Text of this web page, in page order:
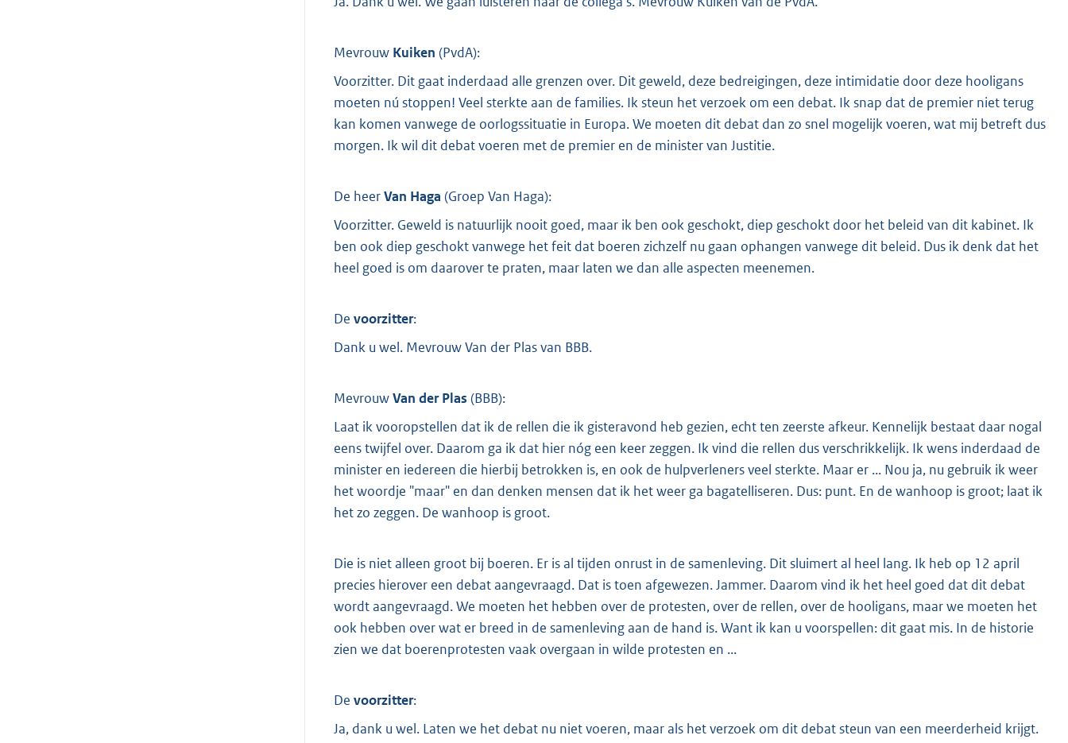
Mevrouw Kuiken (PvdA):
Voorzitter. Dit gaat inderdaad alle grenzen over. Dit geweld, deze bedreigingen, deze intimidatie door deze hooligans
moeten nú stoppen! Veel sterkte aan de families. Ik steun het verzoek om een debat. Ik snap dat de premier niet terug
kan komen vanwege de oorlogssituatie in Europa. We moeten dit debat dan zo snel mogelijk voeren, wat mij betreft dus
morgen. Ik wil dit debat voeren met de premier en de minister van Justitie.
De heerVan Haga (Groep Van Haga):
Voorzitter. Geweld is natuurlijk nooit goed, maar ik ben ook geschokt, diep geschokt door het beleid van dit kabinet. Ik
ben ook diep geschokt vanwege het feit dat boeren zichzelf nu gaan ophangen vanwege dit beleid. Dus ik denk dat het
heel goed is om daarover te praten, maar laten we dan alle aspecten meenemen.
De voorzitter:
Dank u wel. Mevrouw Van der Plas van BBB.
MevrouwVan der Plas (BBB):
Laat ik vooropstellen dat ik de rellen die ik gisteravond heb gezien, echt ten zeerste afkeur. Kennelijk bestaat daar nogal
eens twijfel over. Daarom ga ik dat hier nóg een keer zeggen. Ik vind die rellen dus verschrikkelijk. Ik wens inderdaad de
minister en iedereen die hierbij betrokken is, en ook de hulpverleners veel sterkte. Maar er ... Nou ja, nu gebruik ik weer
het woordje "maar" en dan denken mensen dat ik het weer ga bagatelliseren. Dus: punt. En de wanhoop is groot; laat ik
het zo zeggen. De wanhoop is groot.
Die is niet alleen groot bij boeren. Er is al tijden onrust in de samenleving. Dit sluimert al heel lang. Ik heb op 12 april
precies hierover een debat aangevraagd. Dat is toen afgewezen. Jammer. Daarom vind ik het heel goed dat dit debat
wordt aangevraagd. We moeten het hebben over de protesten, over de rellen, over de hooligans, maar we moeten het
ook hebben over wat er breed in de samenleving aan de hand is. Want ik kan u voorspellen: dit gaat mis. In de historie
zien we dat boerenprotesten vaak overgaan in wilde protesten en ...
De voorzitter:
Ja, dank u wel. Laten we het debat nu niet voeren, maar als het verzoek om dit debat steun van een meerderheid krijgt.